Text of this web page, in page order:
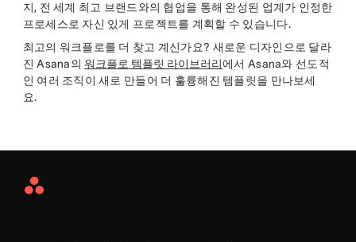
지, 전 세계 최고 브랜드와의 협업을 통해 완성된 업계가 인정한
프로세스로 자신 있게 프로젝트를 계획할 수 있습니다.
최고의 워크플로를 더 찾고 계신가요? 새로운 디자인으로 달라
진 Asana의워크플로 템플릿 라이브러리에서 Asana와 선도적
인 여러 조직이 새로 만들어 더 훌륭해진 템플릿을 만나보세
요.
Asana